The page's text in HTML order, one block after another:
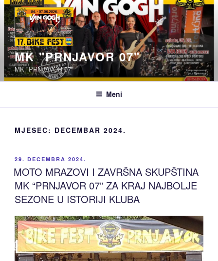
Idi
na
sadržaj
MK "PRNJAVOR 07"
MK "PRNJAVOR 07"
Meni
MJESEC: DECEMBAR 2024.
OBJAVLJENO
29. DECEMBRA 2024.
MOTO MRAZOVI I ZAVRŠNA SKUPŠTINA
MK “PRNJAVOR 07” ZA KRAJ NAJBOLJE
SEZONE U ISTORIJI KLUBA